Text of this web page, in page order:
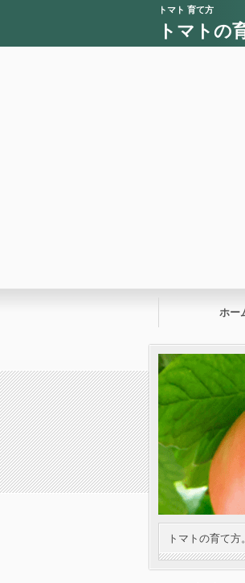
トマト 育て方
トマトの
ホー
トマトの育て